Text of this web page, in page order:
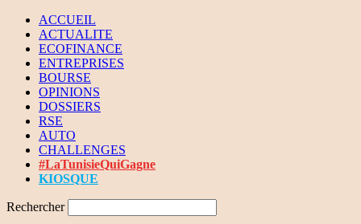
ACCUEIL
ACTUALITE
ECOFINANCE
ENTREPRISES
BOURSE
OPINIONS
DOSSIERS
RSE
AUTO
CHALLENGES
#LaTunisieQuiGagne
KIOSQUE
Rechercher